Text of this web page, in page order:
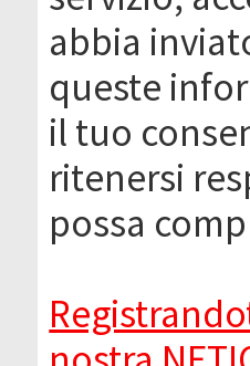
abbia
queste
il tuo
ritenersi
possa